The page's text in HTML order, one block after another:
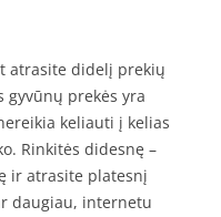
atrasite didelį prekių
gyvūnų prekės yra
keliauti į kelias
Rinkitės didesnę –
ir atrasite platesnį
daugiau, internetu